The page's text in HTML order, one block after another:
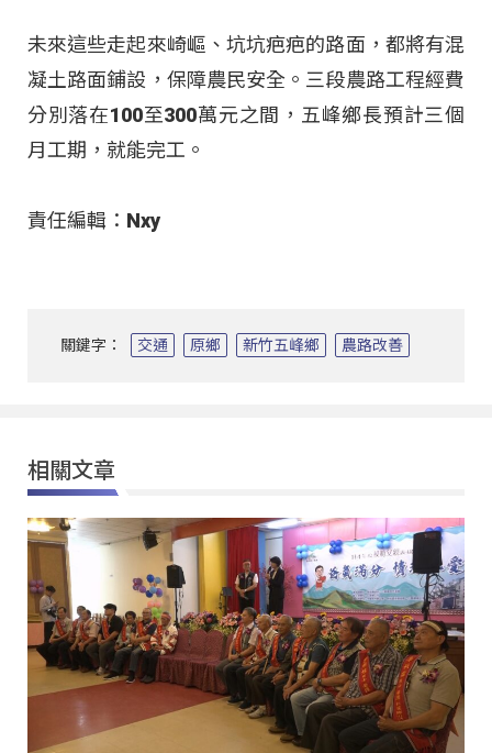
未來這些走起來崎嶇、坑坑疤疤的路面，都將有混
凝土路面鋪設，保障農民安全。三段農路工程經費
分別落在100至300萬元之間，五峰鄉長預計三個
月工期，就能完工。
責任編輯：Nxy
關鍵字： 交通 原鄉 新竹五峰鄉 農路改善
相關文章